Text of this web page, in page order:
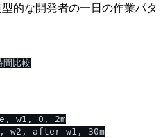
的な開発者の一日の作業パタ
比較
w1, 0, 2m
w2, after w1, 30m